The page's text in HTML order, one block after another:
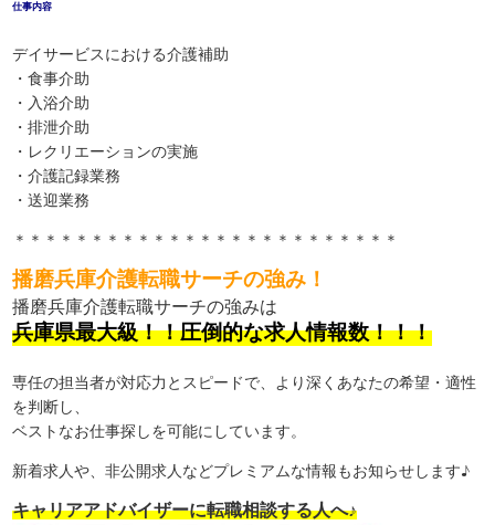
仕事内容
デイサービスにおける介護補助
・食事介助
・入浴介助
・排泄介助
・レクリエーションの実施
・介護記録業務
・送迎業務
＊＊＊＊＊＊＊＊＊＊＊＊＊＊＊＊＊＊＊＊＊＊＊＊＊
播磨兵庫介護転職サーチの強み！
播磨兵庫介護転職サーチの強みは
兵庫県最大級！！圧倒的な求人情報数！！！
専任の担当者が対応力とスピードで、より深くあなたの希望・適性
を判断し、
ベストなお仕事探しを可能にしています。
新着求人や、非公開求人などプレミアムな情報もお知らせします♪
キャリアアドバイザーに転職相談する人へ♪